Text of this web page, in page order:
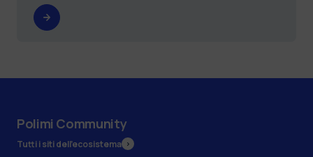
Polimi Community
Tutti i siti dell’ecosistema